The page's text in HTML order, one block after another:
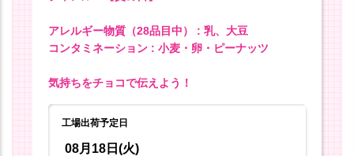
アレルギー物質（28品目中） : 乳、大豆
コンタミネーション : 小麦・卵・ピーナッツ
気持ちをチョコで伝えよう！
工場出荷予定日
08月18日(火)